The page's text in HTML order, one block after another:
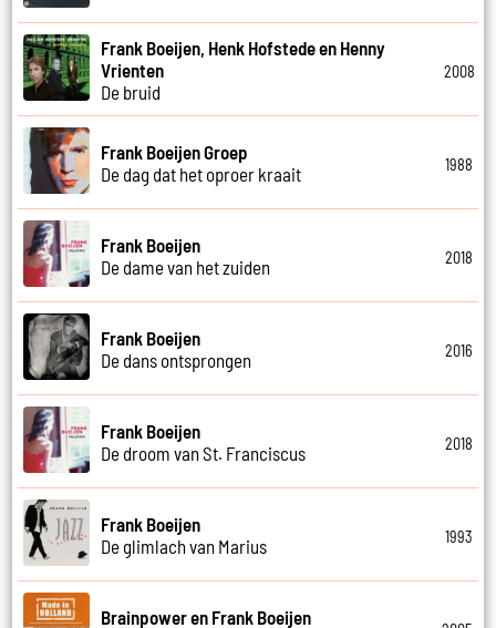
Frank Boeijen, Henk Hofstede en Henny
Vrienten
De bruid
2008
Frank Boeijen Groep
De dag dat het oproer kraait
1988
Frank Boeijen
De dame van het zuiden
2018
Frank Boeijen
De dans ontsprongen
2016
Frank Boeijen
De droom van St. Franciscus
2018
Frank Boeijen
De glimlach van Marius
1993
Brainpower en Frank Boeijen